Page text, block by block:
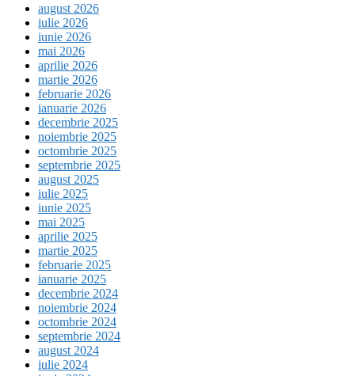
august 2026
iulie 2026
iunie 2026
mai 2026
aprilie 2026
martie 2026
februarie 2026
ianuarie 2026
decembrie 2025
noiembrie 2025
octombrie 2025
septembrie 2025
august 2025
iulie 2025
iunie 2025
mai 2025
aprilie 2025
martie 2025
februarie 2025
ianuarie 2025
decembrie 2024
noiembrie 2024
octombrie 2024
septembrie 2024
august 2024
iulie 2024